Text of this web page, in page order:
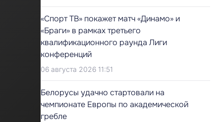
«Спорт ТВ» покажет матч «Динамо» и
«Браги» в рамках третьего
квалификационного раунда Лиги
конференций
06 августа 2026 11:51
Белорусы удачно стартовали на
чемпионате Европы по академической
гребле